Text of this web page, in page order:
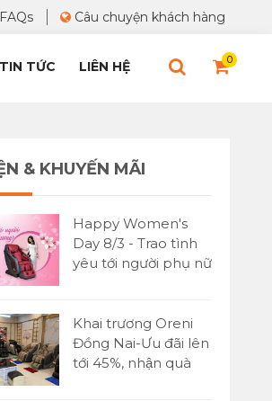
FAQs Câu chuyện khách hàng
0
TIN TỨC LIÊN HỆ
& KHUYẾN MÃI
Happy Women's
Day 8/3 - Trao tình
yêu tới người phụ nữ
Khai trương Oreni
Đồng Nai-Ưu đãi lên
tới 45%, nhận quà